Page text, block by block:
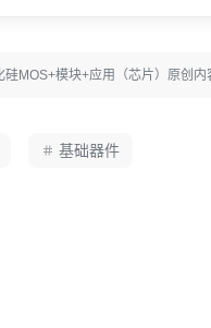
MOS+模块+应用（芯片）原创
基础器件